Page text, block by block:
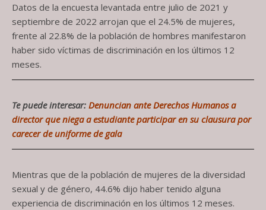
Datos de la encuesta levantada entre julio de 2021 y
septiembre de 2022 arrojan que el 24.5% de mujeres,
frente al 22.8% de la población de hombres manifestaron
haber sido víctimas de discriminación en los últimos 12
meses.
Te puede interesar: Denuncian ante Derechos Humanos a
director que niega a estudiante participar en su clausura por
carecer de uniforme de gala
Mientras que de la población de mujeres de la diversidad
sexual y de género, 44.6% dijo haber tenido alguna
experiencia de discriminación en los últimos 12 meses.